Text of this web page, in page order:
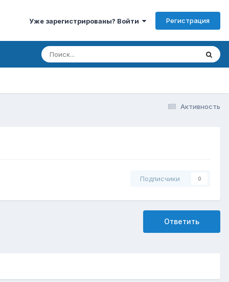
Уже зарегистрированы? Войти Регистрация
Активность
Подписчики 0
Ответить